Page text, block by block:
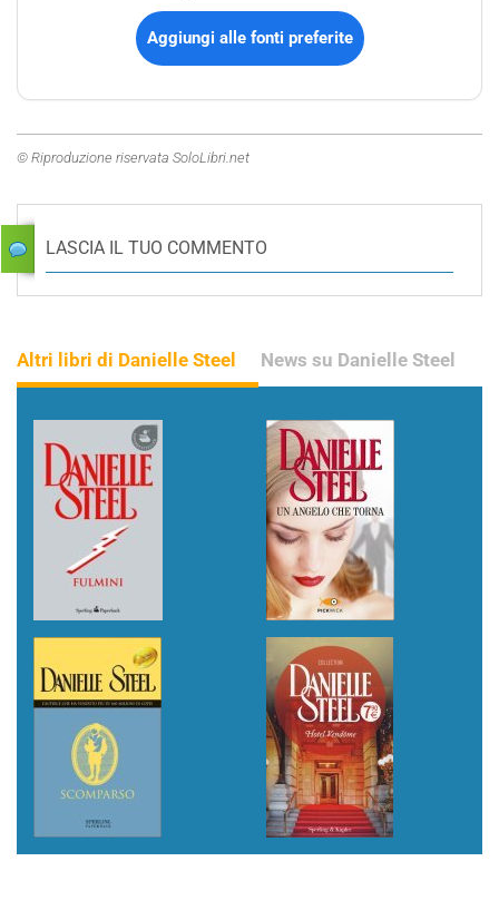
Aggiungi alle fonti preferite
© Riproduzione riservata SoloLibri.net
LASCIA IL TUO COMMENTO
Altri libri di Danielle Steel News su Danielle Steel